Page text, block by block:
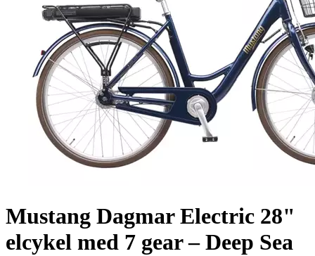
Mustang Dagmar Electric 28"
elcykel med 7 gear – Deep Sea